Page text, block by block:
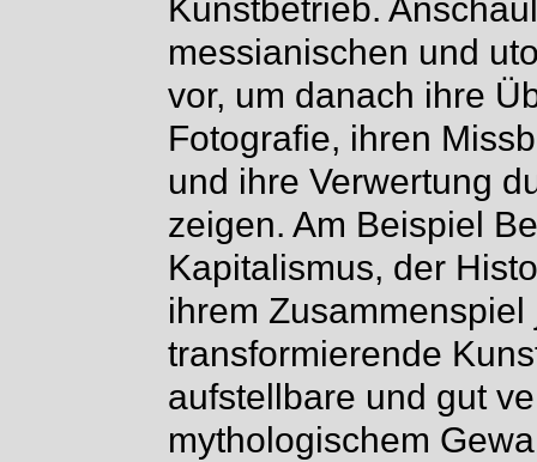
Kunstbetrieb.
messianischen und
vor, um danach ihre
Fotografie, ihren
und ihre Verwertung
zeigen. Am Beispiel
Kapitalismus, der
ihrem
transformierende
aufstellbare und gut
mythologischem